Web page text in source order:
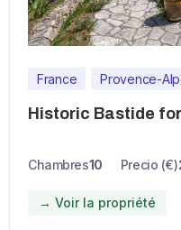
France Provence-
Historic Bastide
Chambres10 Precio (€)
→ Voir la propriété